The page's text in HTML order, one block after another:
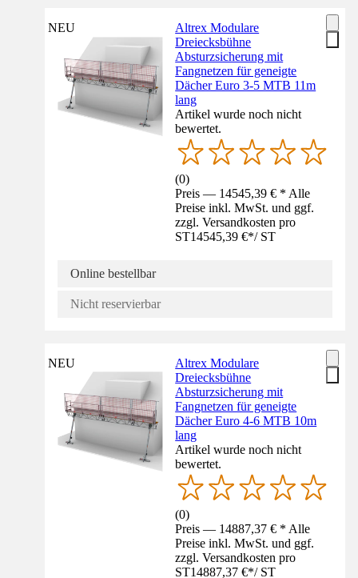
NEU
Altrex Modulare
Dreiecksbühne
Absturzsicherung mit
Fangnetzen für geneigte
Dächer Euro 3-5 MTB 11m
lang
Artikel wurde noch nicht
bewertet.
(0)
Preis — 14545,39 € * Alle
Preise inkl. MwSt. und ggf.
zzgl. Versandkosten pro
ST14545,39 €*/ ST
Online bestellbar
Nicht reservierbar
NEU
Altrex Modulare
Dreiecksbühne
Absturzsicherung mit
Fangnetzen für geneigte
Dächer Euro 4-6 MTB 10m
lang
Artikel wurde noch nicht
bewertet.
(0)
Preis — 14887,37 € * Alle
Preise inkl. MwSt. und ggf.
zzgl. Versandkosten pro
ST14887,37 €*/ ST